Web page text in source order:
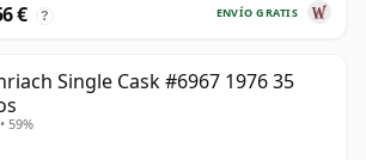
ENVÍO GRATIS
€ ?
Single Cask #6967 1976 35
59%